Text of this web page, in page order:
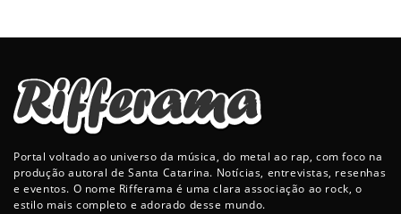
Portal voltado ao universo da música, do metal ao rap, com foco na
produção autoral de Santa Catarina. Notícias, entrevistas, resenhas
e eventos. O nome Rifferama é uma clara associação ao rock, o
estilo mais completo e adorado desse mundo.